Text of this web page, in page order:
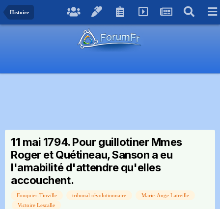
Histoire
11 mai 1794. Pour guillotiner Mmes
Roger et Quétineau, Sanson a eu
l'amabilité d'attendre qu'elles
accouchent.
Fouquier-Tinville tribunal révolutionnaire
Marie-Ange Latreille
Victoire Lescalle